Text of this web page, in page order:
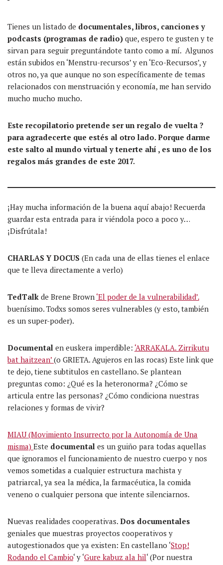
Tienes un listado de documentales, libros, canciones y
podcasts (programas de radio) que, espero te gusten y te
sirvan para seguir preguntándote tanto como a mí. Algunos
están subidos en ‘Menstru-recursos’ y en ‘Eco-Recursos’, y
otros no, ya que aunque no son específicamente de temas
relacionados con menstruación y economía, me han servido
mucho mucho mucho.
Este recopilatorio pretende ser un regalo de vuelta ?
para agradecerte que estés al otro lado. Porque darme
este salto al mundo virtual y tenerte ahí , es uno de los
regalos más grandes de este 2017.
¡Hay mucha información de la buena aquí abajo! Recuerda
guardar esta entrada para ir viéndola poco a poco y…
¡Disfrútala!
CHARLAS Y DOCUS (En cada una de ellas tienes el enlace
que te lleva directamente a verlo)
TedTalk de Brene Brown ‘El poder de la vulnerabilidad’.
buenísimo. Todxs somos seres vulnerables (y esto, también
es un super-poder).
Documental en euskera imperdible: ‘ARRAKALA. Zirrikutu
bat haitzean’ (o GRIETA. Agujeros en las rocas) Este link que
te dejo, tiene subtitulos en castellano. Se plantean
preguntas como: ¿Qué es la heteronorma? ¿Cómo se
articula entre las personas? ¿Cómo condiciona nuestras
relaciones y formas de vivir?
MIAU (Movimiento Insurrecto por la Autonomía de Una
misma) Este documental es un guiño para todas aquellas
que ignoramos el funcionamiento de nuestro cuerpo y nos
vemos sometidas a cualquier estructura machista y
patriarcal, ya sea la médica, la farmacéutica, la comida
veneno o cualquier persona que intente silenciarnos.
Nuevas realidades cooperativas. Dos documentales
geniales que muestras proyectos cooperativos y
autogestionados que ya existen: En castellano ‘Stop!
Rodando el Cambio‘ y ‘Gure kabuz ala hil‘ (Por nuestra